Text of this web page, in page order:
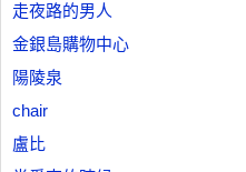
走夜路的男人
金銀島購物中心
陽陵泉
chair
盧比